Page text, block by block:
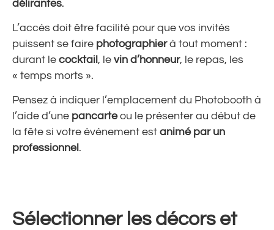
délirantes.
L’accès doit être facilité pour que vos invités
puissent se faire photographierà tout moment :
durant le cocktail , le vin d’honneur, le repas, les
« temps morts ».
Pensez à indiquer l’emplacement du Photobooth à
l’aide d’une pancarteou le présenter au début de
la fête si votre événement est animé par un
professionnel .
Sélectionner les décors et